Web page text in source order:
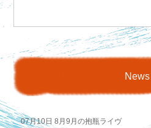
News
07月10日 8月9月の抱瓶ライヴ